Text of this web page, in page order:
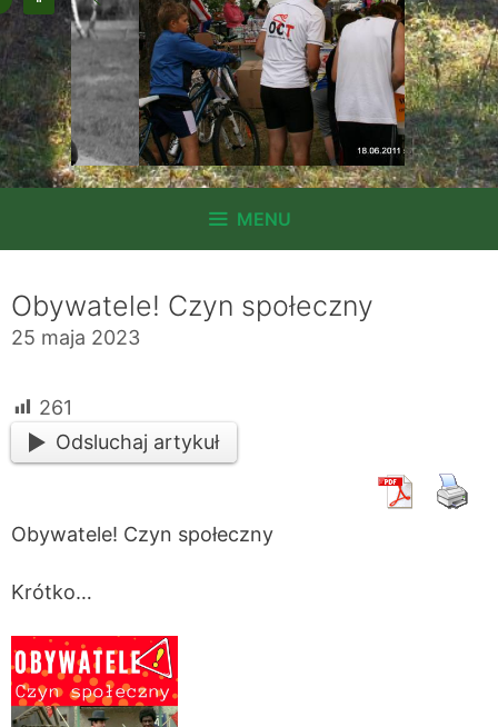
MENU
Obywatele! Czyn społeczny
25 maja 2023
261
Odsluchaj artykuł
Obywatele! Czyn społeczny
Krótko…